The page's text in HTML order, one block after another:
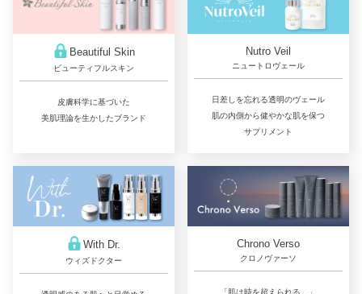
Beautiful Skin
ビューティフルスキン
皮膚科学に基づいた
美肌理論を生かしたブランド
Nutro Veil
ニュートロヴェール
日差しを忘れる透明のヴェール
肌の内側から健やかな肌を保つ
サプリメント
With Dr.
ウィズドクター
Chrono Verso
クロノヴァーソ
「肌は時を超えられる。」